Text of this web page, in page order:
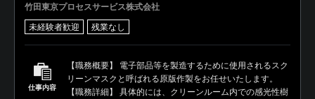
竹田東京プロセスサービス株式会社
未経験者歓迎 残業なし
仕事内容
【職務概要】 電子部品等を製造するために使用されるスク
リーンマスクと呼ばれる原版作製をお任せいたします。
【職務詳細】 具体的には、クリーンルーム内での感光性樹